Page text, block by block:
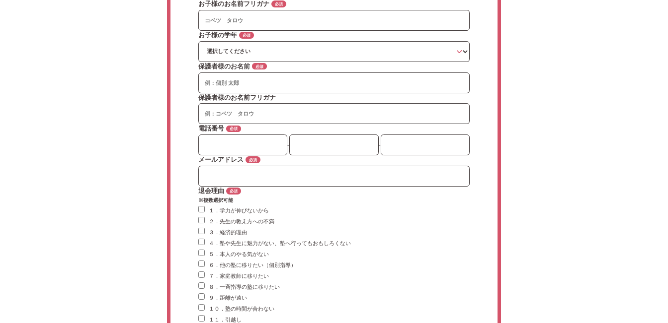
お子様のお名前フリガナ 必須
お子様の学年 必須
保護者様のお名前 必須
保護者様のお名前フリガナ
電話番号 必須
- -
メールアドレス 必須
退会理由 必須
※複数選択可能
１．学力が伸びないから
２．先生の教え方への不満
３．経済的理由
４．塾や先生に魅力がない、塾へ行ってもおもしろくない
５．本人のやる気がない
６．他の塾に移りたい（個別指導）
７．家庭教師に移りたい
８．一斉指導の塾に移りたい
９．距離が遠い
１０．塾の時間が合わない
１１．引越し